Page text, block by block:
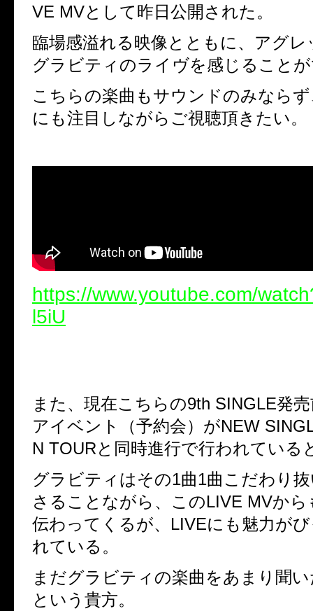
VE MVとして昨日公開された。
臨場感溢れる映像とともに、アグ
グラビティのライヴを感じること
こちらの楽曲もサウンドのみなら
にも注目しながらご視聴頂きたい。
https://www.youtube.com/
l5iU
また、現在こちらの9th SINGLE発
アイベント（予約会）がNEW
N TOURと同時進行で行われている
グラビティはその1曲1曲こだわり
さることながら、このLIVE MVから
伝わってくるが、 LIVEにも魅力が
れている。
まだグラビティの楽曲をあまり聞
という貴方。